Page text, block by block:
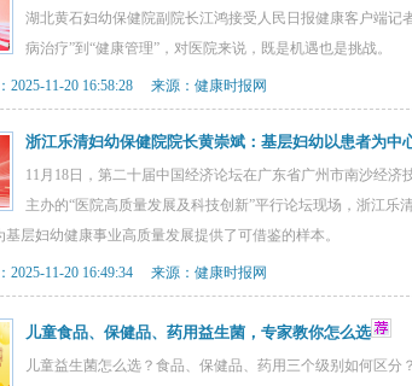
湖北黄石妇幼保健院副院长江鸿接受人民日报健康客户端
病治疗”到“健康管理”，对医院来说，既是机遇也是挑战。
2025-11-20 16:58:28 来源：健康时报网
浙江乐清妇幼保健院院长黄崇斌：基层妇幼以患者为中
11月18日，第二十届中国经济论坛在广东省广州市南沙经
主办的“医院高质量发展及科技创新”平行论坛现场，浙江
基层妇幼健康事业高质量发展提供了可借鉴的样本。
2025-11-20 16:49:34 来源：健康时报网
儿童食品、保健品、药用益生菌，专家教你怎么选
儿童益生菌怎么选？食品、保健品、药用三个级别如何区